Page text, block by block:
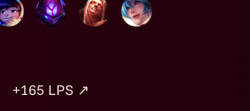
+165 LPS ↗